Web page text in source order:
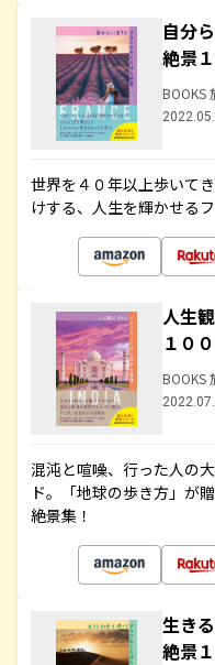
自分
絶景
BOOKS
世界を４０年以上歩いて
けする、人生を輝かせる
人生
１００
BOOKS
混沌と喧噪、行った人の
ド。「地球の歩き方」が
絶景集！
生き
絶景